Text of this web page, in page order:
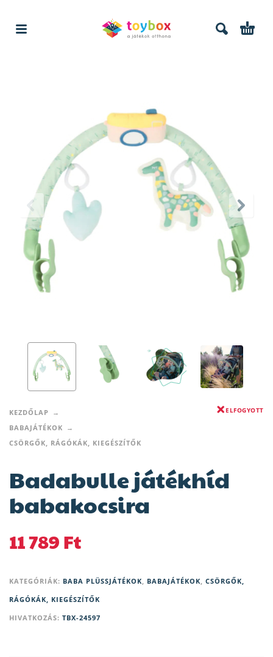
KEZDŐLAP
BABAJÁTÉKOK
CSÖRGŐK, RÁGÓKÁK, KIEGÉSZÍTŐK
ELFOGYOTT
Badabulle játékhíd
babakocsira
11 789Ft
KATEGÓRIÁK: BABA PLÜSSJÁTÉKOK, BABAJÁTÉKOK, CSÖRGŐK,
RÁGÓKÁK, KIEGÉSZÍTŐK
HIVATKOZÁS: TBX-24597